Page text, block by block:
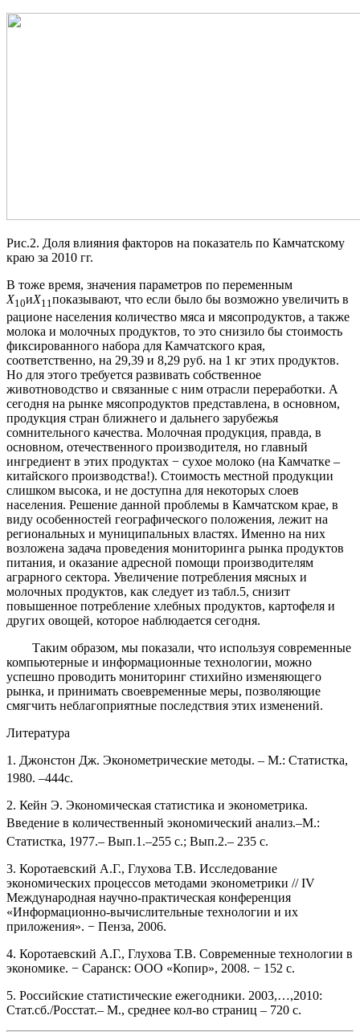
Рис.2. Доля влияния факторов на показатель по Камчатскому
краю за 2010 гг.
В тоже время, значения параметров по переменным
X10иX11 показывают, что если было бы возможно увеличить в
рационе населения количество мяса и мясопродуктов, а также
молока и молочных продуктов, то это снизило бы стоимость
фиксированного набора для Камчатского края,
соответственно, на 29,39 и 8,29 руб. на 1 кг этих продуктов.
Но для этого требуется развивать собственное
животноводство и связанные с ним отрасли переработки. А
сегодня на рынке мясопродуктов представлена, в основном,
продукция стран ближнего и дальнего зарубежья
сомнительного качества. Молочная продукция, правда, в
основном, отечественного производителя, но главный
ингредиент в этих продуктах − сухое молоко (на Камчатке –
китайского производства!). Стоимость местной продукции
слишком высока, и не доступна для некоторых слоев
населения. Решение данной проблемы в Камчатском крае, в
виду особенностей географического положения, лежит на
региональных и муниципальных властях. Именно на них
возложена задача проведения мониторинга рынка продуктов
питания, и оказание адресной помощи производителям
аграрного сектора. Увеличение потребления мясных и
молочных продуктов, как следует из табл.5, снизит
повышенное потребление хлебных продуктов, картофеля и
других овощей, которое наблюдается сегодня.
Таким образом, мы показали, что используя современные
компьютерные и информационные технологии, можно
успешно проводить мониторинг стихийно изменяющего
рынка, и принимать своевременные меры, позволяющие
смягчить неблагоприятные последствия этих изменений.
Литература
1. Джонстон Дж. Эконометрические методы. – М.: Статистка,
1980. –444с.
2. Кейн Э. Экономическая статистика и эконометрика.
Введение в количественный экономический анализ.–М.:
Статистка, 1977.– Вып.1.–255 с.; Вып.2.– 235 с.
3. Коротаевский А.Г., Глухова Т.В. Исследование
экономических процессов методами эконометрики // IV
Международная научно-практическая конференция
«Информационно-вычислительные технологии и их
приложения». − Пенза, 2006.
4. Коротаевский А.Г., Глухова Т.В. Современные технологии в
экономике. − Саранск: ООО «Копир», 2008. − 152 с.
5. Российские статистические ежегодники. 2003,…,2010:
Стат.сб./Росстат.– М., среднее кол-во страниц – 720 с.